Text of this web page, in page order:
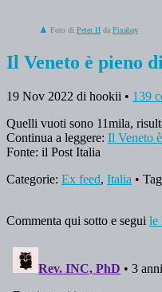
Foto di Peter H da Pixabay
Il Veneto è pieno
19 Nov 2022 di hookii • 139
Quelli vuoti sono 11mila,
Continua a leggere: Il Veneto
Fonte: il Post Italia
Categorie: Ex feed, Italia •
Commenta qui sotto e segui le